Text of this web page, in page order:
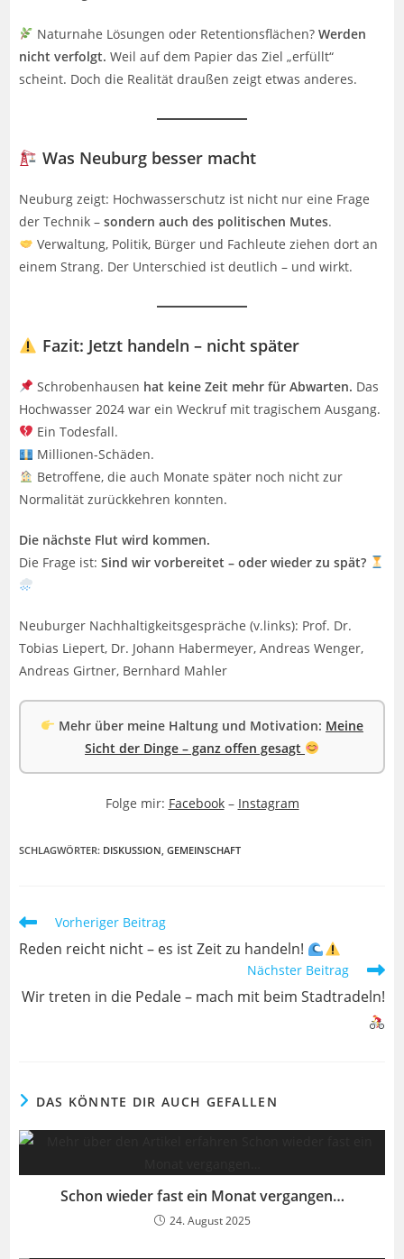
Naturnahe Lösungen oder Retentionsflächen?Werden
nicht verfolgt. Weil auf dem Papier das Ziel „erfüllt“
scheint. Doch die Realität draußen zeigt etwas anderes.
Was Neuburg besser macht
Neuburg zeigt: Hochwasserschutz ist nicht nur eine Frage
der Technik –sondern auch des politischen Mutes.
Verwaltung, Politik, Bürger und Fachleute ziehen dort an
einem Strang. Der Unterschied ist deutlich – und wirkt.
Fazit: Jetzt handeln – nicht später
Schrobenhausen hat keine Zeit mehr für Abwarten. Das
Hochwasser 2024 war ein Weckruf mit tragischem Ausgang.
Ein Todesfall.
Millionen-Schäden.
Betroffene, die auch Monate später noch nicht zur
Normalität zurückkehren konnten.
Die nächste Flut wird kommen.
Die Frage ist:Sind wir vorbereitet – oder wieder zu spät?
Neuburger Nachhaltigkeitsgespräche (v.links): Prof. Dr.
Tobias Liepert, Dr. Johann Habermeyer, Andreas Wenger,
Andreas Girtner, Bernhard Mahler
Mehr über meine Haltung und Motivation: Meine
Sicht der Dinge – ganz offen gesagt
Folge mir: Facebook– Instagram
SCHLAGWÖRTER: DISKUSSION, GEMEINSCHAFT
Weitere
Artikel
ansehen
Vorheriger Beitrag
Reden reicht nicht – es ist Zeit zu handeln!
Nächster Beitrag
Wir treten in die Pedale – mach mit beim Stadtradeln!
DAS KÖNNTE DIR AUCH GEFALLEN
Schon wieder fast ein Monat vergangen…
24. August 2025